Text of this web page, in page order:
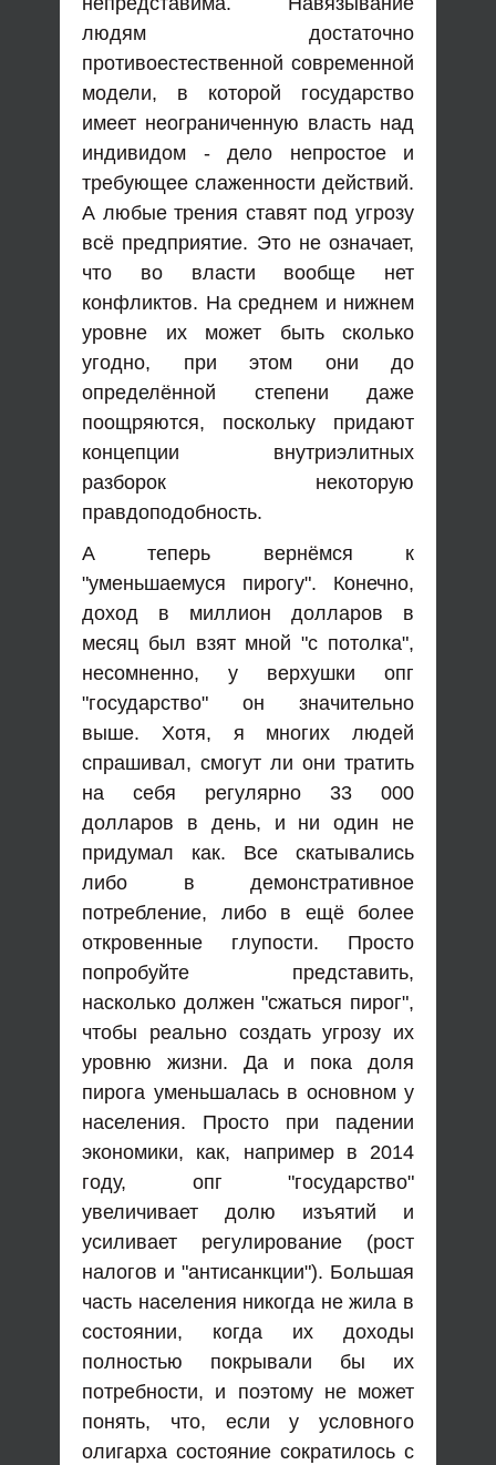
людям достаточно
противоестественной современной
модели, в которой государство
имеет неограниченную власть над
индивидом - дело непростое и
требующее слаженности действий.
А любые трения ставят под угрозу
всё предприятие. Это не означает,
что во власти вообще нет
конфликтов. На среднем и нижнем
уровне их может быть сколько
угодно, при этом они до
определённой степени даже
поощряются, поскольку придают
концепции внутриэлитных
разборок некоторую
правдоподобность.
А теперь вернёмся к
"уменьшаемуся пирогу". Конечно,
доход в миллион долларов в
месяц был взят мной "с потолка",
несомненно, у верхушки опг
"государство" он значительно
выше. Хотя, я многих людей
спрашивал, смогут ли они тратить
на себя регулярно 33 000
долларов в день, и ни один не
придумал как. Все скатывались
либо в демонстративное
потребление, либо в ещё более
откровенные глупости. Просто
попробуйте представить,
насколько должен "сжаться пирог",
чтобы реально создать угрозу их
уровню жизни. Да и пока доля
пирога уменьшалась в основном у
населения. Просто при падении
экономики, как, например в 2014
году, опг "государство"
увеличивает долю изъятий и
усиливает регулирование (рост
налогов и "антисанкции"). Большая
часть населения никогда не жила в
состоянии, когда их доходы
полностью покрывали бы их
потребности, и поэтому не может
понять, что, если у условного
олигарха состояние сократилось с